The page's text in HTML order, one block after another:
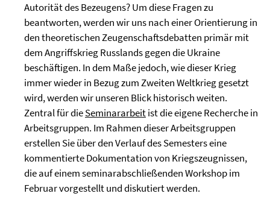
Autorität des Bezeugens? Um diese Fragen zu
beantworten, werden wir uns nach einer Orientierung in
den theoretischen Zeugenschaftsdebatten primär mit
dem Angriffskrieg Russlands gegen die Ukraine
beschäftigen. In dem Maße jedoch, wie dieser Krieg
immer wieder in Bezug zum Zweiten Weltkrieg gesetzt
wird, werden wir unseren Blick historisch weiten.
Zentral für dieSeminararbeitist die eigene Recherche in
Arbeitsgruppen. Im Rahmen dieser Arbeitsgruppen
erstellen Sie über den Verlauf des Semesters eine
kommentierte Dokumentation von Kriegszeugnissen,
die auf einem seminarabschließenden Workshop im
Februar vorgestellt und diskutiert werden.